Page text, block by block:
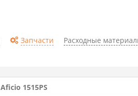
Запчасти Расходные
Aficio 1515PS